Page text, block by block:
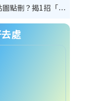
WhatsApp預設貼圖點刪？揭1招「反向操作」還原簡潔介面 附3步實測教學
處